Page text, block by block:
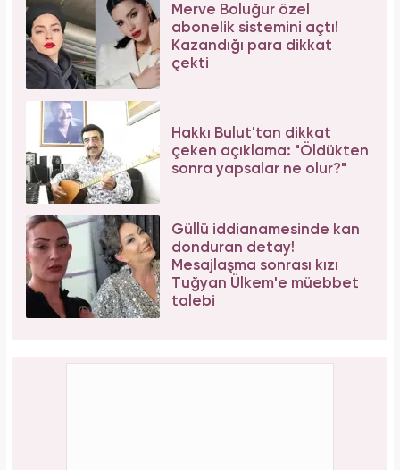
Merve Boluğur özel
abonelik sistemini açtı!
Kazandığı para dikkat
çekti
Hakkı Bulut'tan dikkat
çeken açıklama: "Öldükten
sonra yapsalar ne olur?"
Güllü iddianamesinde kan
donduran detay!
Mesajlaşma sonrası kızı
Tuğyan Ülkem'e müebbet
talebi